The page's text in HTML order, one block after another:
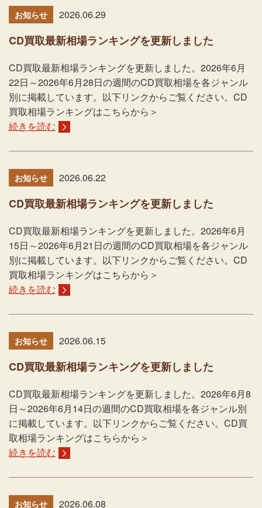
お知らせ 2026.06.29
CD買取最新相場ランキングを更新しました
CD買取最新相場ランキングを更新しました。2026年6月
22日～2026年6月28日の週間のCD買取相場を各ジャンル
別に掲載しています。以下リンクからご覧ください。CD
買取相場ランキングはこちらから＞
続きを読む
お知らせ 2026.06.22
CD買取最新相場ランキングを更新しました
CD買取最新相場ランキングを更新しました。2026年6月
15日～2026年6月21日の週間のCD買取相場を各ジャンル
別に掲載しています。以下リンクからご覧ください。CD
買取相場ランキングはこちらから＞
続きを読む
お知らせ 2026.06.15
CD買取最新相場ランキングを更新しました
CD買取最新相場ランキングを更新しました。2026年6月8
日～2026年6月14日の週間のCD買取相場を各ジャンル別
に掲載しています。以下リンクからご覧ください。CD買
取相場ランキングはこちらから＞
続きを読む
お知らせ 2026.06.08